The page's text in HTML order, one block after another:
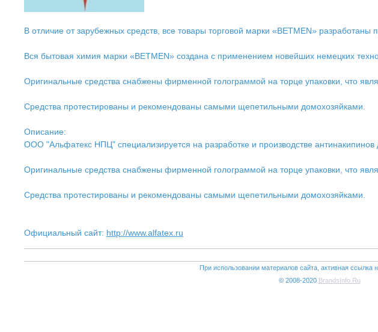
В отличие от зарубежных средств, все товары торговой марки «BETMEN» разработаны
Вся бытовая химия марки «BETMEN» создана с применением новейших немецких
Оригинальные средства снабжены фирменной голограммой на торце упаковки, что
Средства протестированы и рекомендованы самыми щепетильными домохозяйками.
Описание:
ООО "Альфатекс НПЦ" специализируется на разработке и производстве антинакипинов
Оригинальные средства снабжены фирменной голограммой на торце упаковки, что
Средства протестированы и рекомендованы самыми щепетильными домохозяйками.
Официальный сайт: http://www.alfatex.ru
При использовании материалов сайта, активная ссылка
© 2008-2020 BrandsInfo.Ru